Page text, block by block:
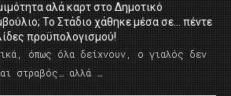
αλά καρτ στο Δημοτικό
Το Στάδιο χάθηκε μέσα σε… πέντε
προϋπολογισμού!
όπως όλα δείχνουν, ο γιαλός δεν
στραβός… αλλά …